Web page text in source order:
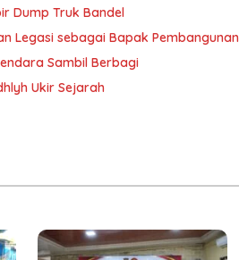
Dump Truk Bandel
Legasi sebagai Bapak Pembangunan
Sambil Berbagi
Ukir Sejarah